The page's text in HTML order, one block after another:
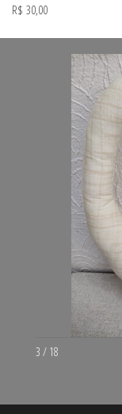
R$ 30,00
3 / 18